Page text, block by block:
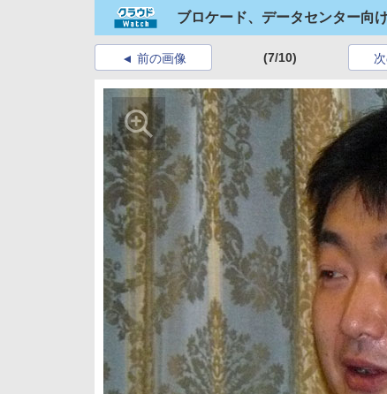
ブロケード、データセンター向
前の画像 (7/10)